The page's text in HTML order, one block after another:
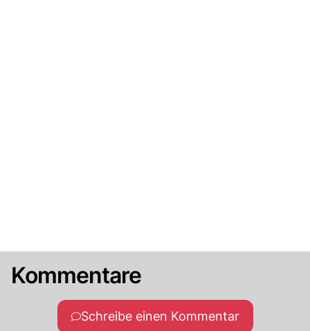
Kommentare
Schreibe einen Kommentar